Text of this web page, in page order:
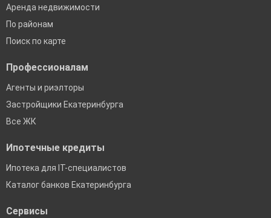
Аренда недвижимости
По районам
Поиск по карте
Профессионалам
Агенты и риэлторы
Застройщики Екатеринбурга
Все ЖК
Ипотечные кредиты
Ипотека для IT-специалистов
Каталог банков Екатеринбурга
Сервисы